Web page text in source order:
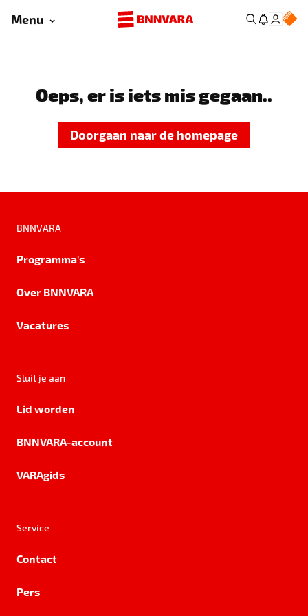
Menu
Oeps, er is iets mis gegaan..
Doorgaan naar de homepage
BNNVARA
Programma's
Over BNNVARA
Vacatures
Sluit je aan
Lid worden
BNNVARA-account
VARAgids
Service
Contact
Pers